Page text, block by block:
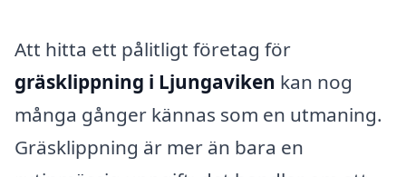
Att hitta ett pålitligt företag för
gräsklippning i Ljungaviken kan nog
många gånger kännas som en utmaning.
Gräsklippning är mer än bara en